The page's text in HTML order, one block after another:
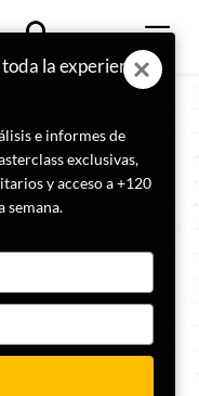
la experiencia
e informes de
exclusivas,
y acceso a +120
semana.